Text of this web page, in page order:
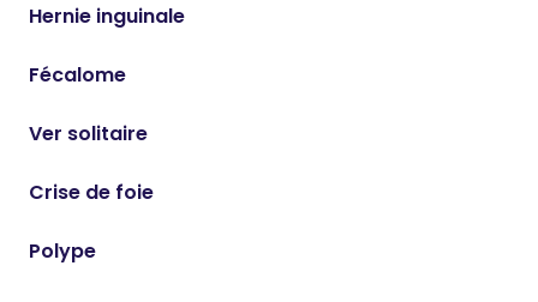
Hernie inguinale
Fécalome
Ver solitaire
Crise de foie
Polype